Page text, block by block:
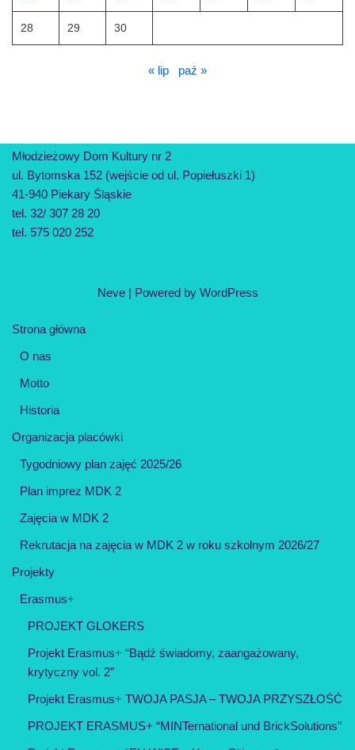
28 29 30
« lip paź »
Młodzieżowy Dom Kultury nr 2
ul. Bytomska 152 (wejście od ul. Popiełuszki 1)
41-940 Piekary Śląskie
tel. 32/ 307 28 20
tel. 575 020 252
Neve| Powered by WordPress
Strona główna
O nas
Motto
Historia
Organizacja placówki
Tygodniowy plan zajęć 2025/26
Plan imprez MDK 2
Zajęcia w MDK 2
Rekrutacja na zajęcia w MDK 2 w roku szkolnym 2026/27
Projekty
Erasmus+
PROJEKT GLOKERS
Projekt Erasmus+ “Bądź świadomy, zaangażowany,
krytyczny vol. 2”
Projekt Erasmus+ TWOJA PASJA – TWOJA PRZYSZŁOŚĆ
PROJEKT ERASMUS+ “MINTernational und BrickSolutions”